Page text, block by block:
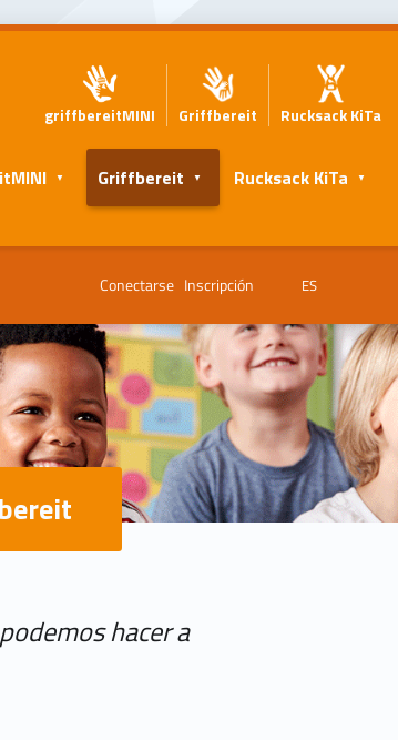
griffbereitMINI Griffbereit Rucksack KiTa
Griffbereit Rucksack KiTa
Conectarse Inscripción ES
hacer a